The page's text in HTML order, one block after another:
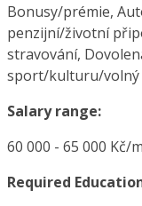
Bonusy/prémie,
penzijní/životní
stravování,
sport/kulturu/volný
Salary range:
60 000 - 65 000 Kč/
Required